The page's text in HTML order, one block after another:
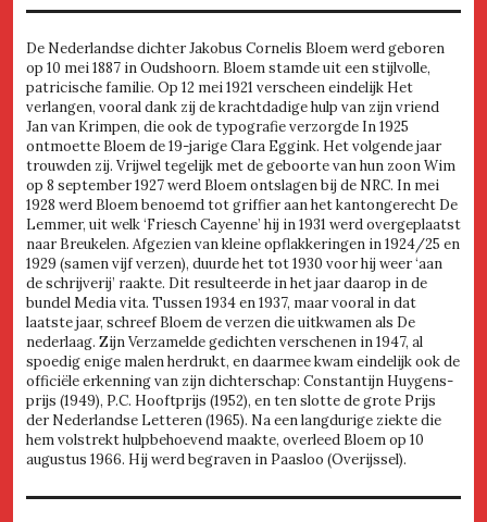
De Nederlandse dichter Jakobus Cornelis Bloem werd geboren
op 10 mei 1887 in Oudshoorn. Bloem stamde uit een stijlvolle,
patricische familie. Op 12 mei 1921 verscheen eindelijk Het
verlangen, vooral dank zij de krachtdadige hulp van zijn vriend
Jan van Krimpen, die ook de typografie verzorgde In 1925
ontmoette Bloem de 19-jarige Clara Eggink. Het volgende jaar
trouwden zij. Vrijwel tegelijk met de geboorte van hun zoon Wim
op 8 september 1927 werd Bloem ontslagen bij de NRC. In mei
1928 werd Bloem benoemd tot griffier aan het kantongerecht De
Lemmer, uit welk ‘Friesch Cayenne’ hij in 1931 werd overgeplaatst
naar Breukelen. Afgezien van kleine opflakkeringen in 1924/25 en
1929 (samen vijf verzen), duurde het tot 1930 voor hij weer ‘aan
de schrijverij’ raakte. Dit resulteerde in het jaar daarop in de
bundel Media vita. Tussen 1934 en 1937, maar vooral in dat
laatste jaar, schreef Bloem de verzen die uitkwamen als De
nederlaag. Zijn Verzamelde gedichten verschenen in 1947, al
spoedig enige malen herdrukt, en daarmee kwam eindelijk ook de
officiële erkenning van zijn dichterschap: Constantijn Huygens-
prijs (1949), P.C. Hooftprijs (1952), en ten slotte de grote Prijs
der Nederlandse Letteren (1965). Na een langdurige ziekte die
hem volstrekt hulpbehoevend maakte, overleed Bloem op 10
augustus 1966. Hij werd begraven in Paasloo (Overijssel).